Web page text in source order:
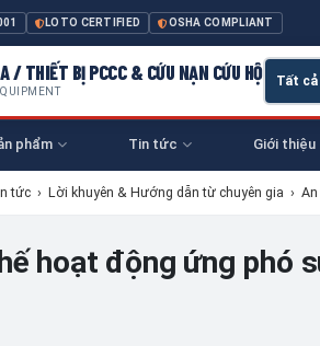
LOTO CERTIFIED OSHA COMPLIANT
/ THIẾT BỊ PCCC & CỨU NẠN CỨU HỘ
phẩm Tin tức Giới thiệu
tức › Lời khuyên & Hướng dẫn từ chuyên gia ›
hoạt động ứng phó